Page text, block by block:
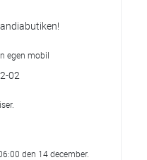
egen mobil
02
den 14 december.